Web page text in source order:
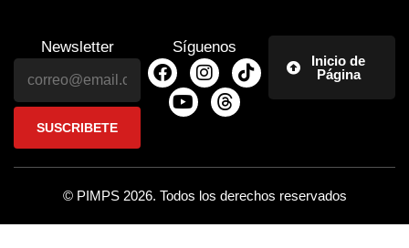
Newsletter Síguenos
Inicio de
Página
© PIMPS 2026. Todos los derechos reservados